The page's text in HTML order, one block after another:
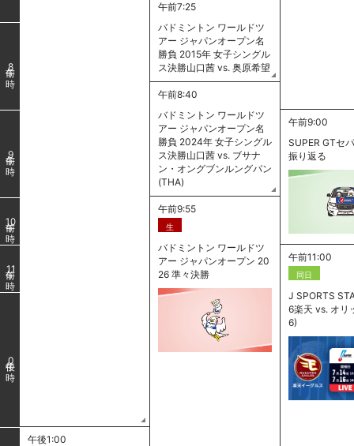
午前7:25
バドミントン ワールドツ
アー ジャパンオープン名
勝負 2015年 女子シングル
ス決勝山口茜 vs. 奥原希望
8
午前8:40
バドミントン ワールドツ
アー ジャパンオープン名
勝負 2024年 女子シングル
ス決勝山口茜 vs. ブサナ
ン・オングブンルングパン
(THA)
9
午前9:00
SUPER GTセ
振り返る
午前9:55
生
バドミントン ワールドツ
アー ジャパンオープン 20
26 準々決勝
10
11
午前11:00
同日
J SPORTS
6楽天 vs. オリ
6)
0
午後1:00